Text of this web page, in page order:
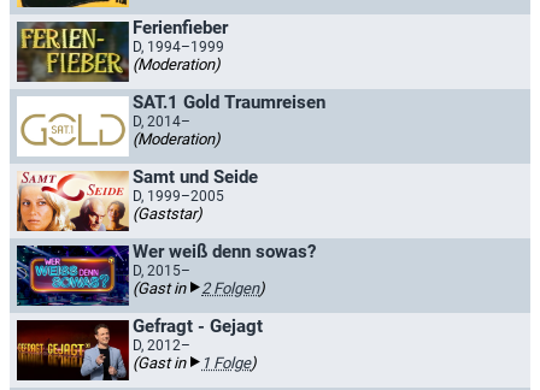
Ferienfieber
D, 1994–1999
(Moderation)
SAT.1 Gold Traumreisen
D, 2014–
(Moderation)
Samt und Seide
D, 1999–2005
(Gaststar)
Wer weiß denn sowas?
D, 2015–
(Gast in 2 Folgen)
Gefragt - Gejagt
D, 2012–
(Gast in 1 Folge)